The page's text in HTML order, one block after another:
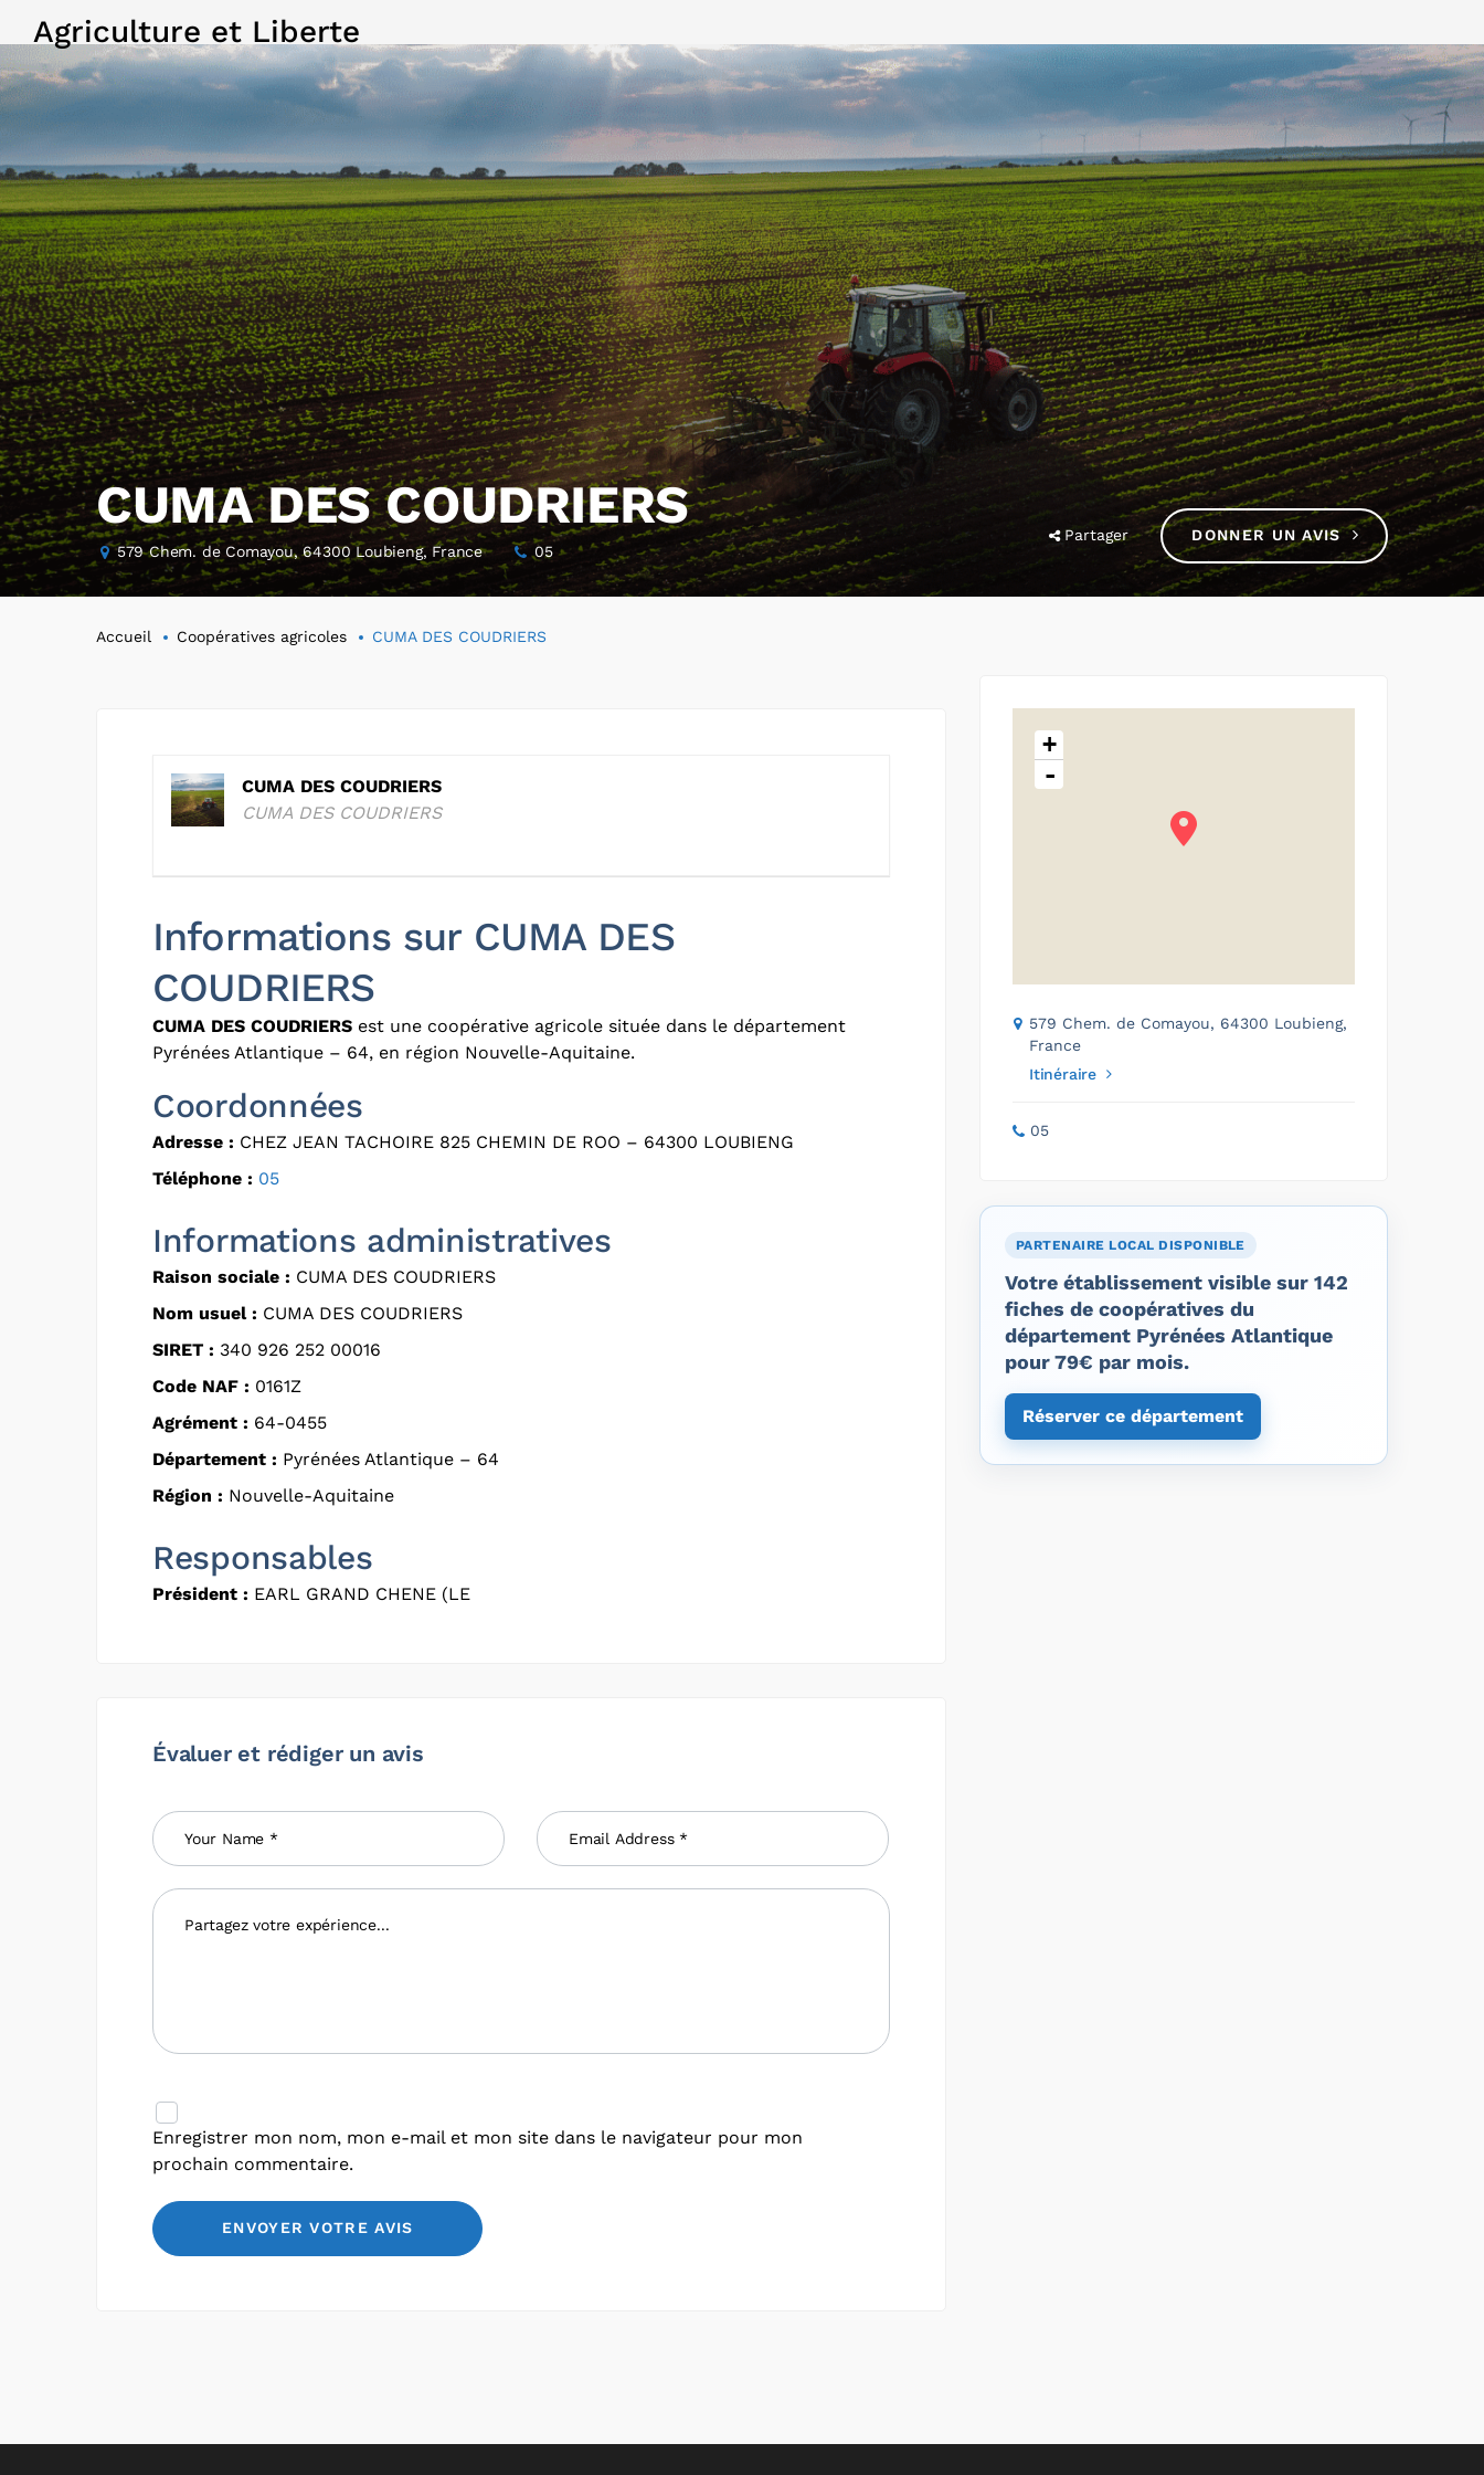
Agriculture et Liberte
CUMA DES COUDRIERS
579 Chem. de Comayou, 64300 Loubieng, France 05
Partager DONNER UN AVIS
Accueil Coopératives agricoles CUMA DES COUDRIERS
CUMA DES COUDRIERS
CUMA DES COUDRIERS
Informations sur CUMA DES
COUDRIERS
CUMA DES COUDRIERS est une coopérative agricole située dans le département
Pyrénées Atlantique – 64, en région Nouvelle-Aquitaine.
Coordonnées
Adresse : CHEZ JEAN TACHOIRE 825 CHEMIN DE ROO – 64300 LOUBIENG
Téléphone : 05
Informations administratives
Raison sociale : CUMA DES COUDRIERS
Nom usuel : CUMA DES COUDRIERS
SIRET : 340 926 252 00016
Code NAF : 0161Z
Agrément : 64-0455
Département : Pyrénées Atlantique – 64
Région : Nouvelle-Aquitaine
Responsables
Président : EARL GRAND CHENE (LE
Évaluer et rédiger un avis
Enregistrer mon nom, mon e-mail et mon site dans le navigateur pour mon
prochain commentaire.
+
-
579 Chem. de Comayou, 64300 Loubieng,
France
Itinéraire
05
PARTENAIRE LOCAL DISPONIBLE
Votre établissement visible sur 142
fiches de coopératives du
département Pyrénées Atlantique
pour 79€ par mois.
Réserver ce département